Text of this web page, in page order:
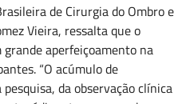
de Cirurgia do Ombro e
Vieira, ressalta que o
aperfeiçoamento na
“O acúmulo de
da observação clínica